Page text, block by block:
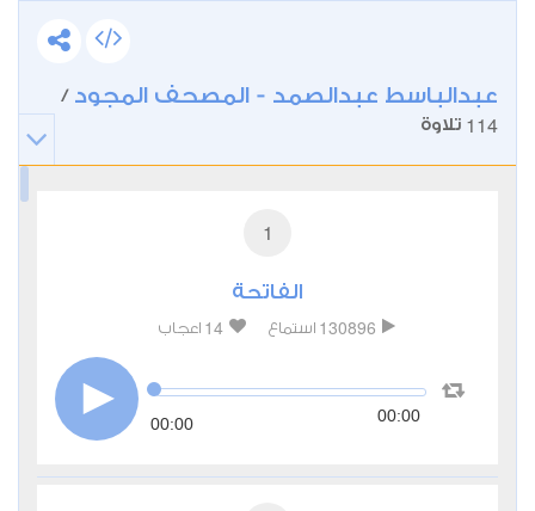
عبدالباسط عبدالصمد - المصحف المجود /
114 تلاوة
1
الفاتحة
130896 استماع 14 اعجاب
00:00 00:00